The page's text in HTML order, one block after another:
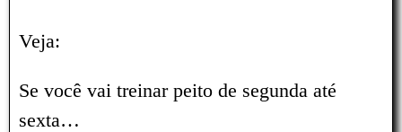
Veja:
Se você vai treinar peito de segunda até
sexta…